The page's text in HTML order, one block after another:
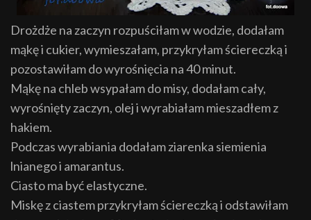
Drożdże na zaczyn rozpuściłam w wodzie, dodałam
mąkę i cukier, wymieszałam, przykryłam ściereczką i
pozostawiłam do wyrośnięcia na 40 minut.
Mąkę na chleb wsypałam do misy, dodałam cały,
wyrośnięty zaczyn, olej i wyrabiałam mieszadłem z
hakiem.
Podczas wyrabiania dodałam ziarenka siemienia
lnianego i amarantus.
Ciasto ma być elastyczne.
Miskę z ciastem przykryłam ściereczką i odstawiłam